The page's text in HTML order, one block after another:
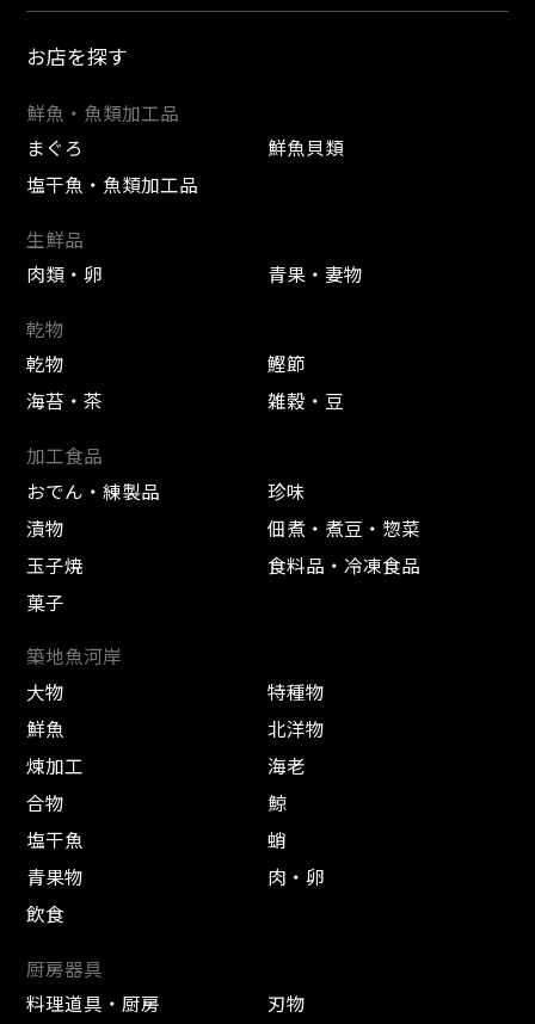
お店を探す
鮮魚・魚類加工品
まぐろ
鮮魚貝類
塩干魚・魚類加工品
生鮮品
肉類・卵
青果・妻物
乾物
乾物
鰹節
海苔・茶
雑穀・豆
加工食品
おでん・練製品
珍味
漬物
佃煮・煮豆・惣菜
玉子焼
食料品・冷凍食品
菓子
築地魚河岸
大物
特種物
鮮魚
北洋物
煉加工
海老
合物
鯨
塩干魚
蛸
青果物
肉・卵
飲食
厨房器具
料理道具・厨房
刃物